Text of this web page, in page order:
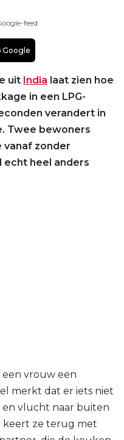
feed
Google
uit India laat zien hoe
in een LPG-
verandert in
Twee bewoners
vanaf zonder
echt heel anders
een vrouw een
merkt dat er iets niet
vlucht naar buiten
keert ze terug met